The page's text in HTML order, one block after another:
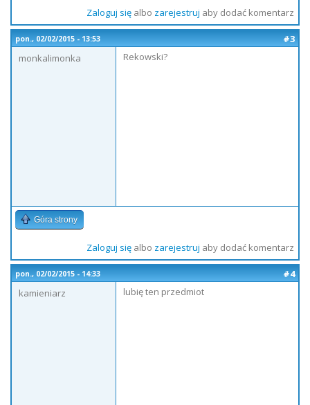
Zaloguj sięalbo zarejestruj aby dodać komentarz
pon., 02/02/2015 - 13:53
#3
monkalimonka
Rekowski?
Góra strony
Zaloguj sięalbo zarejestruj aby dodać komentarz
pon., 02/02/2015 - 14:33
#4
kamieniarz
lubię ten przedmiot